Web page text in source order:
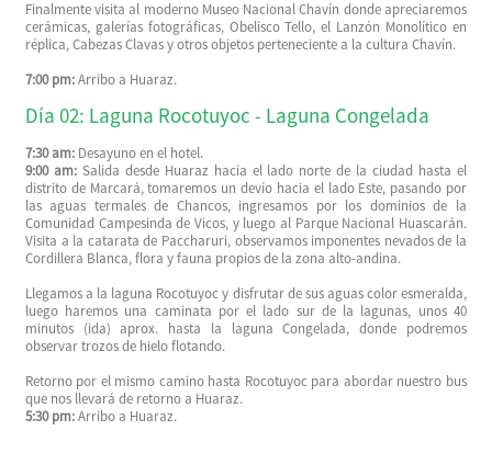
Finalmente visita al moderno Museo Nacional Chavín donde apreciaremos
cerámicas, galerías fotográficas, Obelisco Tello, el Lanzón Monolítico en
réplica, Cabezas Clavas y otros objetos perteneciente a la cultura Chavín.
7:00 pm:Arribo a Huaraz.
Día 02: Laguna Rocotuyoc - Laguna Congelada
7:30 am: Desayuno en el hotel.
9:00 am:Salida desde Huaraz hacia el lado norte de la ciudad hasta el
distrito de Marcará, tomaremos un devío hacia el lado Este, pasando por
las aguas termales de Chancos, ingresamos por los dominios de la
Comunidad Campesinda de Vicos, y luego al Parque Nacional Huascarán.
Visita a la catarata de Paccharuri, observamos imponentes nevados de la
Cordillera Blanca, flora y fauna propios de la zona alto-andina.
Llegamos a la laguna Rocotuyoc y disfrutar de sus aguas color esmeralda,
luego haremos una caminata por el lado sur de la lagunas, unos 40
minutos (ida) aprox. hasta la laguna Congelada, donde podremos
observar trozos de hielo flotando.
Retorno por el mismo camino hasta Rocotuyoc para abordar nuestro bus
que nos llevará de retorno a Huaraz.
5:30 pm:Arribo a Huaraz.